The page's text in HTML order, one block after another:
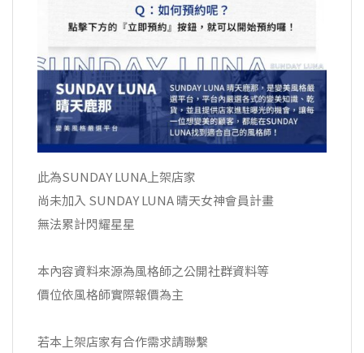
此為SUNDAY LUNA上架店家
尚未加入 SUNDAY LUNA 晴天女神會員計畫
無法累計閃耀星星
本內容資料來源為風格師之公開社群資料等
價位依風格師實際報價為主
若本上架店家有合作需求請聯繫